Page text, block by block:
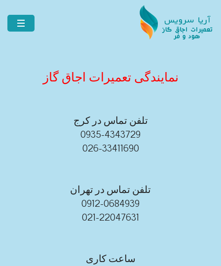
نمایندگی تعمیرات اجاق گاز
تلفن تماس در کرج
0935-4343729
026-33411690
تلفن تماس در تهران
0912-0684939
021-22047631
ساعت کاری